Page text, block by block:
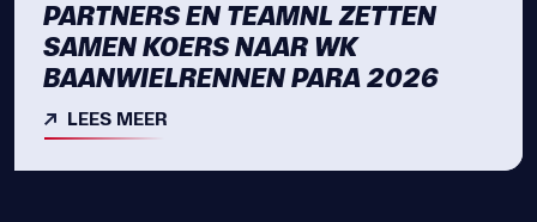
PARTNERS EN TEAMNL ZETTEN
SAMEN KOERS NAAR WK
BAANWIELRENNEN PARA 2026
LEES MEER